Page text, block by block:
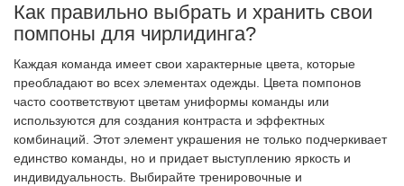
Как правильно выбрать и хранить свои
помпоны для чирлидинга?
Каждая команда имеет свои характерные цвета, которые
преобладают во всех элементах одежды. Цвета помпонов
часто соответствуют цветам униформы команды или
используются для создания контраста и эффектных
комбинаций. Этот элемент украшения не только подчеркивает
единство команды, но и придает выступлению яркость и
индивидуальность. Выбирайте тренировочные и